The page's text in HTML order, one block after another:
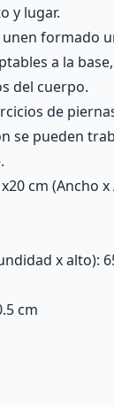
y lugar.
formado
a la
del cuerpo.
de
se pueden
cm (Ancho x
x alto):
cm